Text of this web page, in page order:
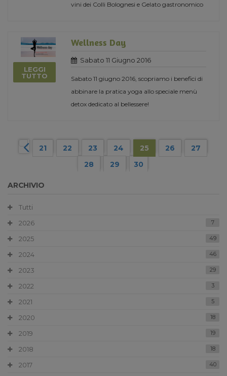
vini dei Colli Bolognesi e Gelato gastronomico
LEGGI
TUTTO
Wellness Day
Sabato 11 Giugno 2016
Sabato 11 giugno 2016, scopriamo i benefici di
abbinare la pratica yoga allo speciale menù
detox dedicato al bellessere!
21 22 23 24 25 26
27
28
29 30
ARCHIVIO
Tutti
2026
7
2025 49
2024 46
2023 29
2022 3
2021 5
2020 18
2019 19
2018 18
2017 40